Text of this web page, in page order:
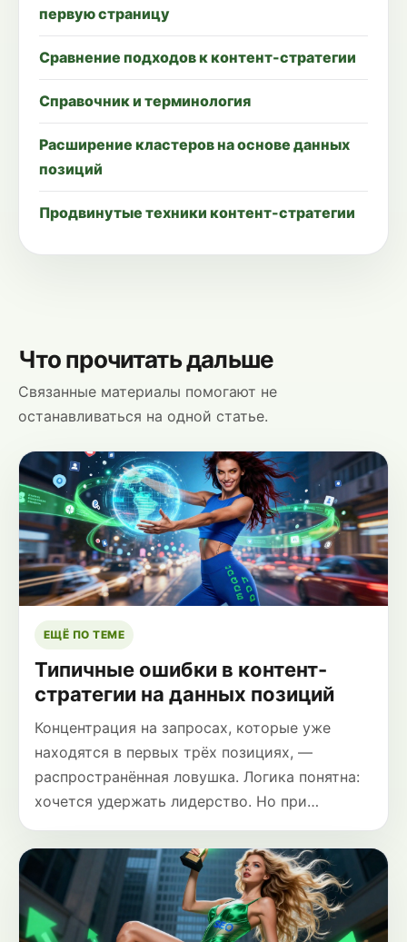
первую страницу
Сравнение подходов к контент-стратегии
Справочник и терминология
Расширение кластеров на основе данных
позиций
Продвинутые техники контент-стратегии
Что прочитать дальше
Связанные материалы помогают не
останавливаться на одной статье.
ЕЩЁ ПО ТЕМЕ
Типичные ошибки в контент-
стратегии на данных позиций
Концентрация на запросах, которые уже
находятся в первых трёх позициях, —
распространённая ловушка. Логика понятна:
хочется удержать лидерство. Но при…